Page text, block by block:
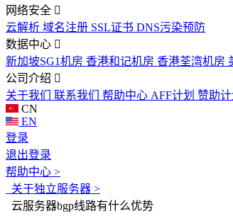
网络安全
云解析 域名注册 SSL证书 DNS污染预防
数据中心
新加坡SG1机房 香港和记机房 香港荃湾机房
公司介绍
关于我们 联系我们 帮助中心 AFF计划 赞助计
CN
EN
登录
退出登录
帮助中心 >
关于独立服务器 >
云服务器bgp线路有什么优势